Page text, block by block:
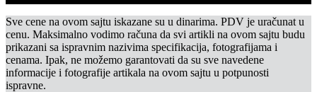
Sve cene na ovom sajtu iskazane su u dinarima. PDV je uračunat u
cenu. Maksimalno vodimo računa da svi artikli na ovom sajtu budu
prikazani sa ispravnim nazivima specifikacija, fotografijama i
cenama. Ipak, ne možemo garantovati da su sve navedene
informacije i fotografije artikala na ovom sajtu u potpunosti
ispravne.